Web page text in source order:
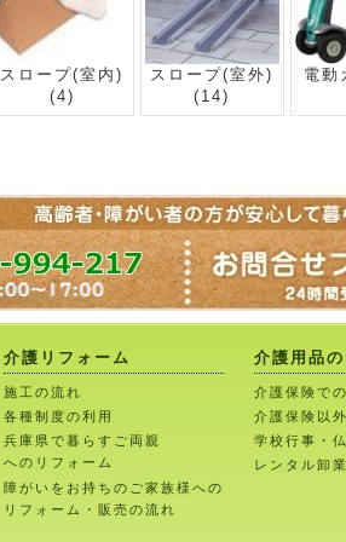
スロープ(室内)
(4)
スロープ(室外)
(14)
電動
介護リフォーム
施工の流れ
各種制度の利用
兵庫県で暮らすご両親
へのリフォーム
障がいをお持ちのご家族様への
リフォーム・販売の流れ
介護用品
介護保険で
介護保険以
学校行事・
レンタル卸